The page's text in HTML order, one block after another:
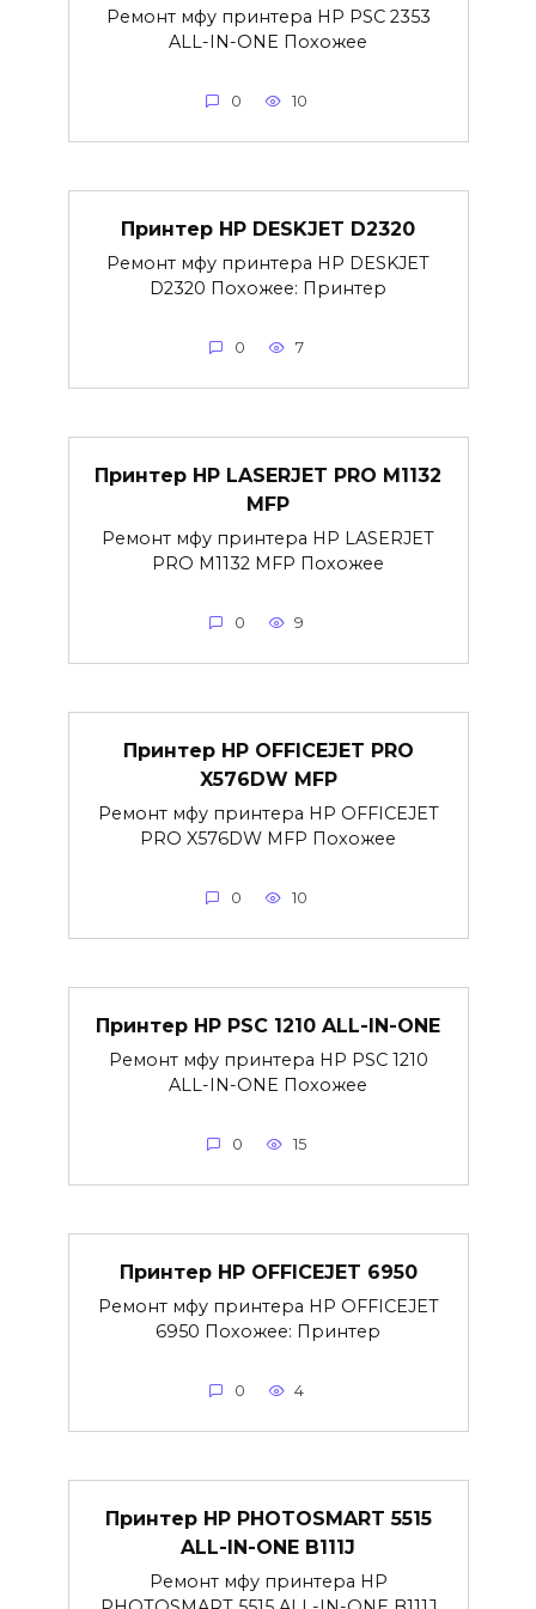
Ремонт мфу принтера HP PSC 2353
ALL-IN-ONE Похожее
0 10
Принтер HP DESKJET D2320
Ремонт мфу принтера HP DESKJET
D2320 Похожее: Принтер
0 7
Принтер HP LASERJET PRO M1132
MFP
Ремонт мфу принтера HP LASERJET
PRO M1132 MFP Похожее
0 9
Принтер HP OFFICEJET PRO
X576DW MFP
Ремонт мфу принтера HP OFFICEJET
PRO X576DW MFP Похожее
0 10
Принтер HP PSC 1210 ALL-IN-ONE
Ремонт мфу принтера HP PSC 1210
ALL-IN-ONE Похожее
0 15
Принтер HP OFFICEJET 6950
Ремонт мфу принтера HP OFFICEJET
6950 Похожее: Принтер
0 4
Принтер HP PHOTOSMART 5515
ALL-IN-ONE B111J
Ремонт мфу принтера HP